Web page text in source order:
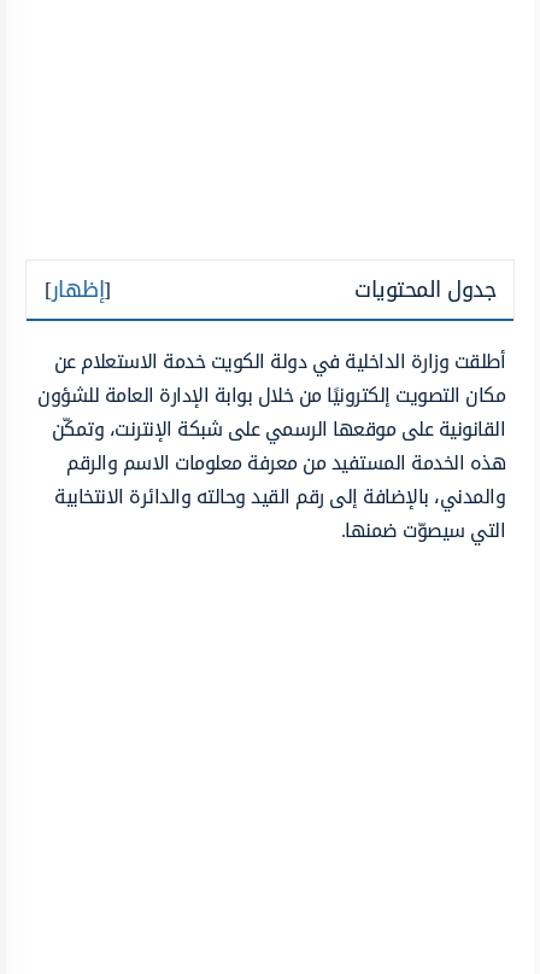
جدول المحتويات [إظهار]
أطلقت وزارة الداخلية في دولة الكويت خدمة الاستعلام عن
مكان التصويت إلكترونيًا من خلال بوابة الإدارة العامة للشؤون
القانونية على موقعها الرسمي على شبكة الإنترنت، وتمكّن
هذه الخدمة المستفيد من معرفة معلومات الاسم والرقم
والمدني، بالإضافة إلى رقم القيد وحالته والدائرة الانتخابية
التي سيصوّت ضمنها.